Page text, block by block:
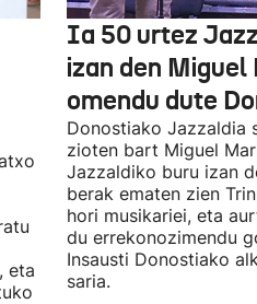
eta
Ia 50 urtez
izan den Miguel
omendu dute
Donostiako Jazzaldia
zioten bart Miguel
Jazzaldiko buru izan
berak ematen zien
hori musikariei, eta
du errekonozimendu
Insausti Donostiako
saria.